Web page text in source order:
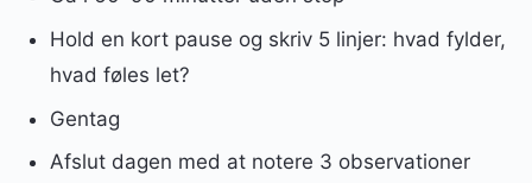
Hold en kort pause og skriv 5 linjer: hvad fylder,
hvad føles let?
Gentag
Afslut dagen med at notere 3 observationer